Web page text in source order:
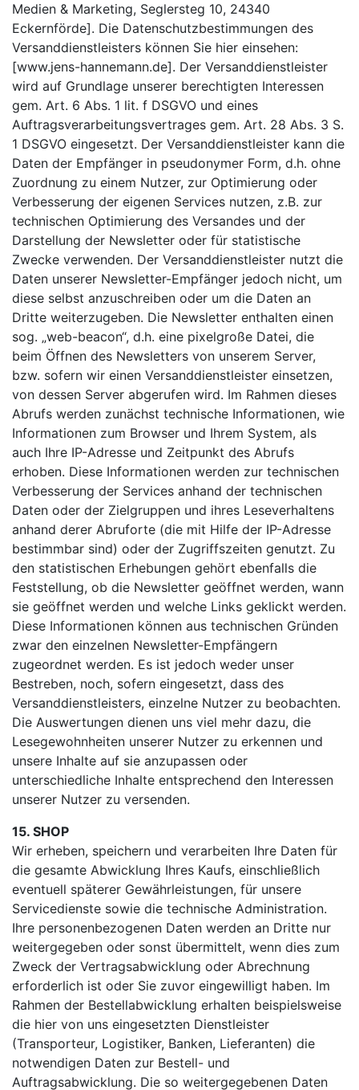
Medien & Marketing, Seglersteg 10, 24340
Eckernförde]. Die Datenschutzbestimmungen des
Versanddienstleisters können Sie hier einsehen:
[www.jens-hannemann.de]. Der Versanddienstleister
wird auf Grundlage unserer berechtigten Interessen
gem. Art. 6 Abs. 1 lit. f DSGVO und eines
Auftragsverarbeitungsvertrages gem. Art. 28 Abs. 3 S.
1 DSGVO eingesetzt. Der Versanddienstleister kann die
Daten der Empfänger in pseudonymer Form, d.h. ohne
Zuordnung zu einem Nutzer, zur Optimierung oder
Verbesserung der eigenen Services nutzen, z.B. zur
technischen Optimierung des Versandes und der
Darstellung der Newsletter oder für statistische
Zwecke verwenden. Der Versanddienstleister nutzt die
Daten unserer Newsletter-Empfänger jedoch nicht, um
diese selbst anzuschreiben oder um die Daten an
Dritte weiterzugeben. Die Newsletter enthalten einen
sog. „web-beacon“, d.h. eine pixelgroße Datei, die
beim Öffnen des Newsletters von unserem Server,
bzw. sofern wir einen Versanddienstleister einsetzen,
von dessen Server abgerufen wird. Im Rahmen dieses
Abrufs werden zunächst technische Informationen, wie
Informationen zum Browser und Ihrem System, als
auch Ihre IP-Adresse und Zeitpunkt des Abrufs
erhoben. Diese Informationen werden zur technischen
Verbesserung der Services anhand der technischen
Daten oder der Zielgruppen und ihres Leseverhaltens
anhand derer Abruforte (die mit Hilfe der IP-Adresse
bestimmbar sind) oder der Zugriffszeiten genutzt. Zu
den statistischen Erhebungen gehört ebenfalls die
Feststellung, ob die Newsletter geöffnet werden, wann
sie geöffnet werden und welche Links geklickt werden.
Diese Informationen können aus technischen Gründen
zwar den einzelnen Newsletter-Empfängern
zugeordnet werden. Es ist jedoch weder unser
Bestreben, noch, sofern eingesetzt, dass des
Versanddienstleisters, einzelne Nutzer zu beobachten.
Die Auswertungen dienen uns viel mehr dazu, die
Lesegewohnheiten unserer Nutzer zu erkennen und
unsere Inhalte auf sie anzupassen oder
unterschiedliche Inhalte entsprechend den Interessen
unserer Nutzer zu versenden.
15. SHOP
Wir erheben, speichern und verarbeiten Ihre Daten für
die gesamte Abwicklung Ihres Kaufs, einschließlich
eventuell späterer Gewährleistungen, für unsere
Servicedienste sowie die technische Administration.
Ihre personenbezogenen Daten werden an Dritte nur
weitergegeben oder sonst übermittelt, wenn dies zum
Zweck der Vertragsabwicklung oder Abrechnung
erforderlich ist oder Sie zuvor eingewilligt haben. Im
Rahmen der Bestellabwicklung erhalten beispielsweise
die hier von uns eingesetzten Dienstleister
(Transporteur, Logistiker, Banken, Lieferanten) die
notwendigen Daten zur Bestell- und
Auftragsabwicklung. Die so weitergegebenen Daten